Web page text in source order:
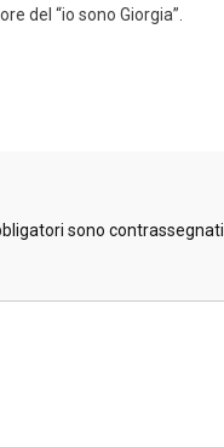
del “io sono Giorgia”.
sono contrassegnati